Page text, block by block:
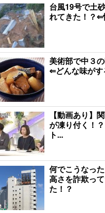
台風19号で土
れてきた！？⇐
美術部で中３
⇐どんな味が
【動画あり】
が凍り付く！
ト...
何でこうなっ
高さを詐欺っ
た！？